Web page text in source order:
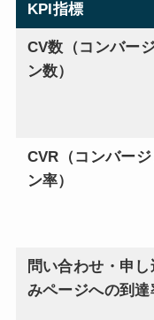
KPI指標
CV数（コンバー
ン数）
CVR（コンバージ
ン率）
問い合わせ・申し
みページへの到達